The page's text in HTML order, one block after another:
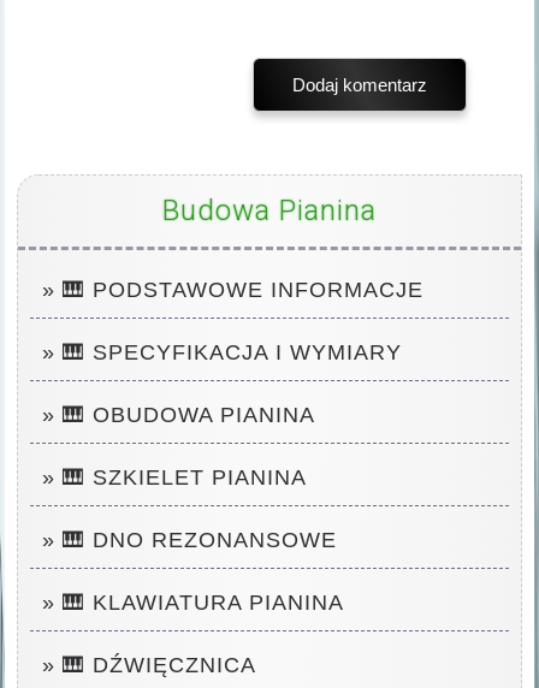
Budowa Pianina
» 🎹 PODSTAWOWE INFORMACJE
» 🎹 SPECYFIKACJA I WYMIARY
» 🎹 OBUDOWA PIANINA
» 🎹 SZKIELET PIANINA
» 🎹 DNO REZONANSOWE
» 🎹 KLAWIATURA PIANINA
» 🎹 DŹWIĘCZNICA